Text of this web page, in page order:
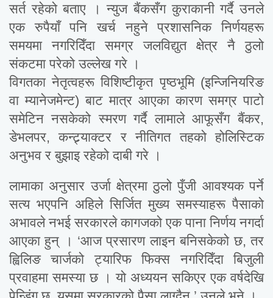
सर्त रहेको बताए । न्युज बैंकसँग कुराकानी गर्दै उनले
एक रुपैयाँ पनि खर्च नहुने प्रशासनिक निर्णयहरू
समयमा नगरिदिँदा समग्र जलविद्युत क्षेत्र नै ठुलो
संकटमा परेको उल्लेख गरे ।
विगतका नेतृत्वहरू विशिष्टीकृत पृष्ठभूमि (इन्जिनियरिङ
वा म्यानेजमेन्ट) बाट मात्र आएका कारण समग्र पाटो
समेटिन नसकेको स्मरण गर्दै लामाले आफूसँग बैंकर,
डेभलपर, कन्ट्र्याक्टर र नीतिगत तहको होलिस्टिक
अनुभव र बुझाइ रहेको दाबी गरे ।
लामाका अनुसार उर्जा क्षेत्रमा ठुलो पुँजी आवश्यक पर्ने
सत्य भएपनि अहिले सिर्जित मुख्य समस्याहरू पैसाको
अभावले नभई सरकारले कागजको एक पाना निर्णय नगर्दा
आएका हुन् । ‘आज प्रसारण लाइन बनिसकेको छ, तर
ह्विलिङ चार्जको ट्यारिफ फिक्स नगरिदिँदा बिजुली
प्रवाहमा समस्या छ । यो अध्ययन सकिएर एक वर्षदेखि